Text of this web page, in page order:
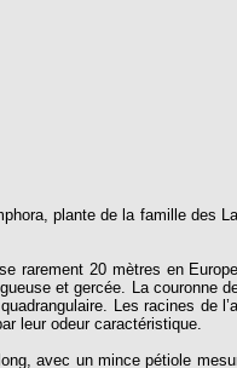
plante de la famille des
rarement 20 mètres en
et gercée. La couronne
Les racines de
leur odeur caractéristique.
avec un mince pétiole